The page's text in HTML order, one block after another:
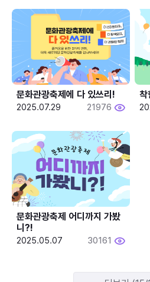
문화관광축제에 다 있쓰리!
2025.07.29 21976
착
문화관광축제 어디까지 가봤
니?!
2025.05.07 30161